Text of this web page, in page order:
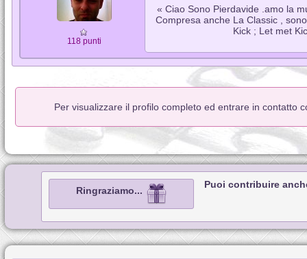
118 punti
« Ciao Sono Pierdavide .amo la
Compresa anche La Classic ,
Kick ; Let met
Per visualizzare il profilo completo ed entrare in contatto
Ringraziamo...
Puoi contribuire